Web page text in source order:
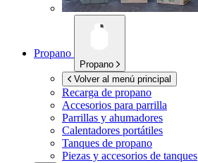
Propano
Propano
Volver al menú principal
Recarga de propano
Accesorios para parrilla
Parrillas y ahumadores
Calentadores portátiles
Tanques de propano
Piezas y accesorios de tanques